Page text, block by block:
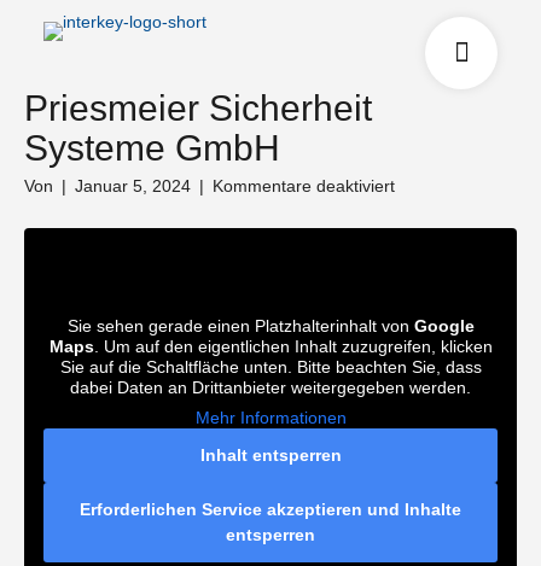
Priesmeier Sicherheit
Systeme GmbH
Von | Januar 5, 2024 | Kommentare deaktiviertfür
Sicherheit
Sie sehen gerade einen Platzhalterinhalt von Google
Maps. Um auf den eigentlichen Inhalt zuzugreifen, klicken
Sie auf die Schaltfläche unten. Bitte beachten Sie, dass
dabei Daten an Drittanbieter weitergegeben werden.
Mehr Informationen
Inhalt entsperren
Erforderlichen Service akzeptieren und Inhalte
entsperren